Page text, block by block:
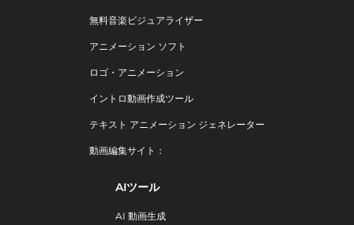
無料音楽ビジュアライザー
アニメーション ソフト
ロゴ・アニメーション
イントロ動画作成ツール
テキスト アニメーション ジェネレーター
動画編集サイト：
AIツール
AI 動画生成